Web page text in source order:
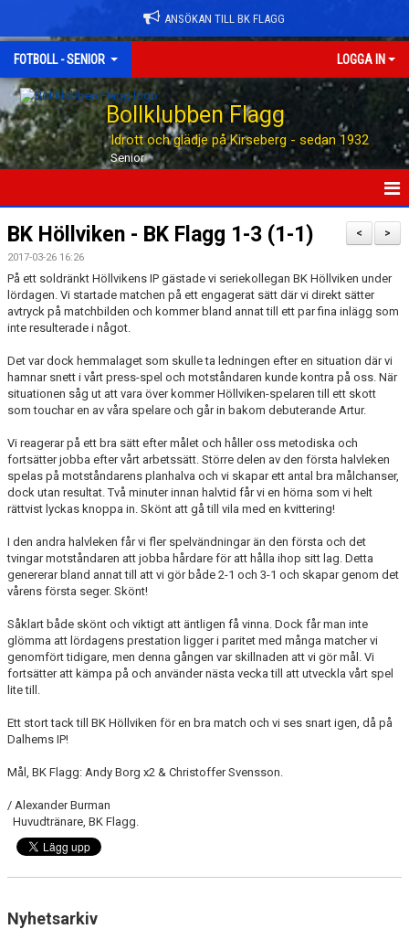
ANSÖKAN TILL BK FLAGG
FOTBOLL - SENIOR LOGGA IN
Bollklubben Flagg
Idrott och glädje på Kirseberg - sedan 1932
Senior
HEM
NYHETER
TABELLEN
MATCHER
NYFÖRVÄRV
SPELARRÅD
STATISTIK
MATCHREFERAT TIDIGARE ÅR
>
<
BK Höllviken - BK Flagg 1-3 (1-1)
2017-03-26 16:26
På ett soldränkt Höllvikens IP gästade vi seriekollegan BK Höllviken under
lördagen. Vi startade matchen på ett engagerat sätt där vi direkt sätter
avtryck på matchbilden och kommer bland annat till ett par fina inlägg som
inte resulterade i något.
Det var dock hemmalaget som skulle ta ledningen efter en situation där vi
hamnar snett i vårt press-spel och motståndaren kunde kontra på oss. När
situationen såg ut att vara över kommer Höllviken-spelaren till ett skott
som touchar en av våra spelare och går in bakom debuterande Artur.
Vi reagerar på ett bra sätt efter målet och håller oss metodiska och
fortsätter jobba efter vårt arbetssätt. Större delen av den första halvleken
spelas på motståndarens planhalva och vi skapar ett antal bra målchanser,
dock utan resultat. Två minuter innan halvtid får vi en hörna som vi helt
rättvist lyckas knoppa in. Skönt att gå till vila med en kvittering!
I den andra halvleken får vi fler spelvändningar än den första och det
tvingar motståndaren att jobba hårdare för att hålla ihop sitt lag. Detta
genererar bland annat till att vi gör både 2-1 och 3-1 och skapar genom det
vårens första seger. Skönt!
Såklart både skönt och viktigt att äntligen få vinna. Dock får man inte
glömma att lördagens prestation ligger i paritet med många matcher vi
genomfört tidigare, men denna gången var skillnaden att vi gör mål. Vi
fortsätter att kämpa på och använder nästa vecka till att utveckla vårt spel
lite till.
Ett stort tack till BK Höllviken för en bra match och vi ses snart igen, då på
Dalhems IP!
Mål, BK Flagg: Andy Borg x2 & Christoffer Svensson.
/ Alexander Burman
Huvudtränare, BK Flagg.
Nyhetsarkiv